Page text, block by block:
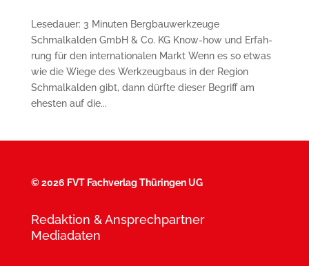
Lesedauer: 3 Minuten Bergbauwerkzeuge
Schmalkalden GmbH & Co. KG Know-how und Erfah­
rung für den internatio­nalen Markt Wenn es so etwas
wie die Wiege des Werkzeugbaus in der Region
Schmal­kalden gibt, dann dürfte dieser Begriff am
ehesten auf die...
©2026 FVT Fachverlag Thüringen UG
Redaktion & Ansprechpartner
Mediadaten